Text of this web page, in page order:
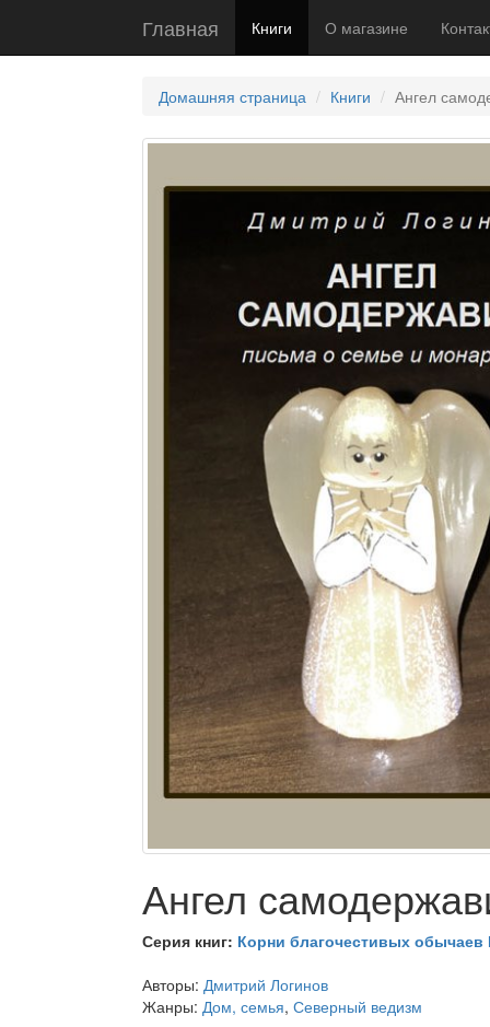
Главная Книги О магазине
Домашняя страница Книги Ангел
Ангел
Серия книг: Корни благочестивых обычаев
Авторы: Дмитрий Логинов
Жанры: Дом, семья, Северный ведизм